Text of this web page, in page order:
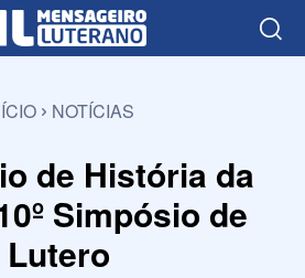
NOTÍCIAS
de História da
Simpósio de
Lutero